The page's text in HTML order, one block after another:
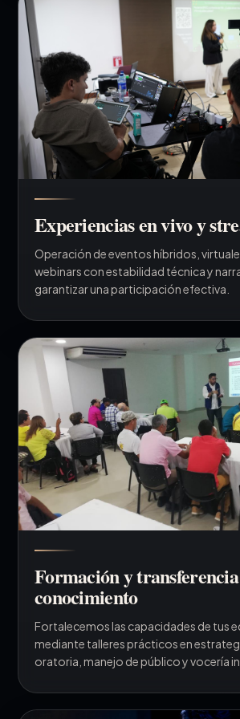
Experiencias en vivo y
Operación de eventos híbridos,
webinars con estabilidad técnica y
garantizar una participación efectiva.
Formación y
conocimiento
Fortalecemos las capacidades de tus
mediante talleres prácticos en
oratoria, manejo de público y vocería